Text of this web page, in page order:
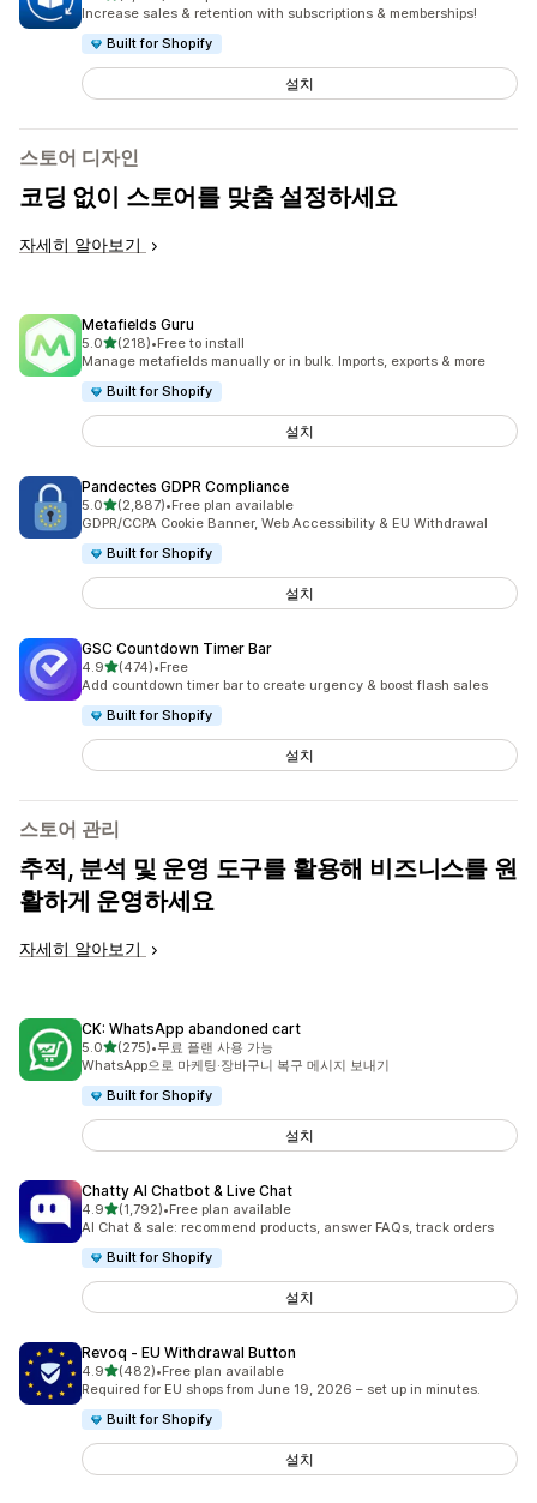
Increase sales & retention with subscriptions & memberships!
Built for Shopify
설치
스토어 디자인
코딩 없이 스토어를 맞춤 설정하세요
자세히 알아보기
Metafields Guru
5.0별 5개 중
(218)
총 리뷰 218개
•Free to install
Manage metafields manually or in bulk. Imports, exports & more
Built for Shopify
설치
Pandectes GDPR Compliance
5.0별 5개 중
(2,887)
총 리뷰 2887개
•Free plan available
GDPR/CCPA Cookie Banner, Web Accessibility & EU Withdrawal
Built for Shopify
설치
GSC Countdown Timer Bar
4.9별 5개 중
(474)
총 리뷰 474개
•Free
Add countdown timer bar to create urgency & boost flash sales
Built for Shopify
설치
스토어 관리
추적, 분석 및 운영 도구를 활용해 비즈니스를 원
활하게 운영하세요
자세히 알아보기
CK: WhatsApp abandoned cart
5.0별 5개 중
(275)
총 리뷰 275개
•무료 플랜 사용 가능
WhatsApp으로 마케팅·장바구니 복구 메시지 보내기
Built for Shopify
설치
Chatty AI Chatbot & Live Chat
4.9별 5개 중
(1,792)
총 리뷰 1792개
•Free plan available
AI Chat & sale: recommend products, answer FAQs, track orders
Built for Shopify
설치
Revoq ‑ EU Withdrawal Button
4.9별 5개 중
(482)
총 리뷰 482개
•Free plan available
Required for EU shops from June 19, 2026 – set up in minutes.
Built for Shopify
설치